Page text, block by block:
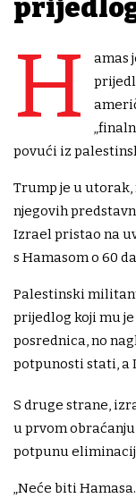
H
amas
povući iz
Trump je u utorak,
njegovih
Izrael pristao na
s Hamasom o 60
Palestinski
prijedlog koji mu
posrednica, no
potpunosti stati, a
S druge strane,
u prvom
potpunu
„Neće biti